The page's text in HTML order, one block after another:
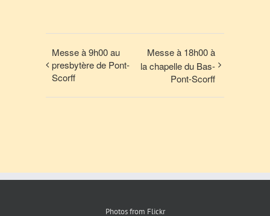
Messe à 9h00 au
presbytère de Pont-
Scorff
Messe à 18h00 à
la chapelle du Bas-
Pont-Scorff
Photos from Flickr